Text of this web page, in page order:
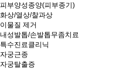
피부양성종양(피부종기)
화상/열상/찰과상
이물질 제거
내성발톱/손발톱무좀치료
특수진료클리닉
자궁근종
자궁탈출증